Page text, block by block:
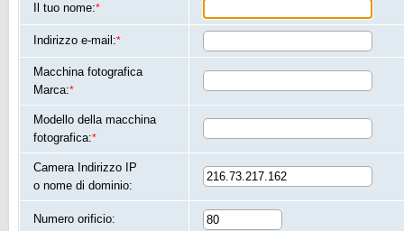
Il tuo nome:*
Indirizzo e-mail:*
Macchina fotografica
Marca:*
Modello della macchina
fotografica:*
Camera Indirizzo IP
o nome di dominio:
Numero orificio: